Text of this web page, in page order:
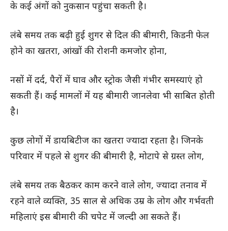
के कई अंगों को नुकसान पहुंचा सकती है।
लंबे समय तक बढ़ी हुई शुगर से दिल की बीमारी, किडनी फेल
होने का खतरा, आंखों की रोशनी कमजोर होना,
नसों में दर्द, पैरों में घाव और स्ट्रोक जैसी गंभीर समस्याएं हो
सकती हैं। कई मामलों में यह बीमारी जानलेवा भी साबित होती
है।
कुछ लोगों में डायबिटीज का खतरा ज्यादा रहता है। जिनके
परिवार में पहले से शुगर की बीमारी है, मोटापे से ग्रस्त लोग,
लंबे समय तक बैठकर काम करने वाले लोग, ज्यादा तनाव में
रहने वाले व्यक्ति, 35 साल से अधिक उम्र के लोग और गर्भवती
महिलाएं इस बीमारी की चपेट में जल्दी आ सकते हैं।